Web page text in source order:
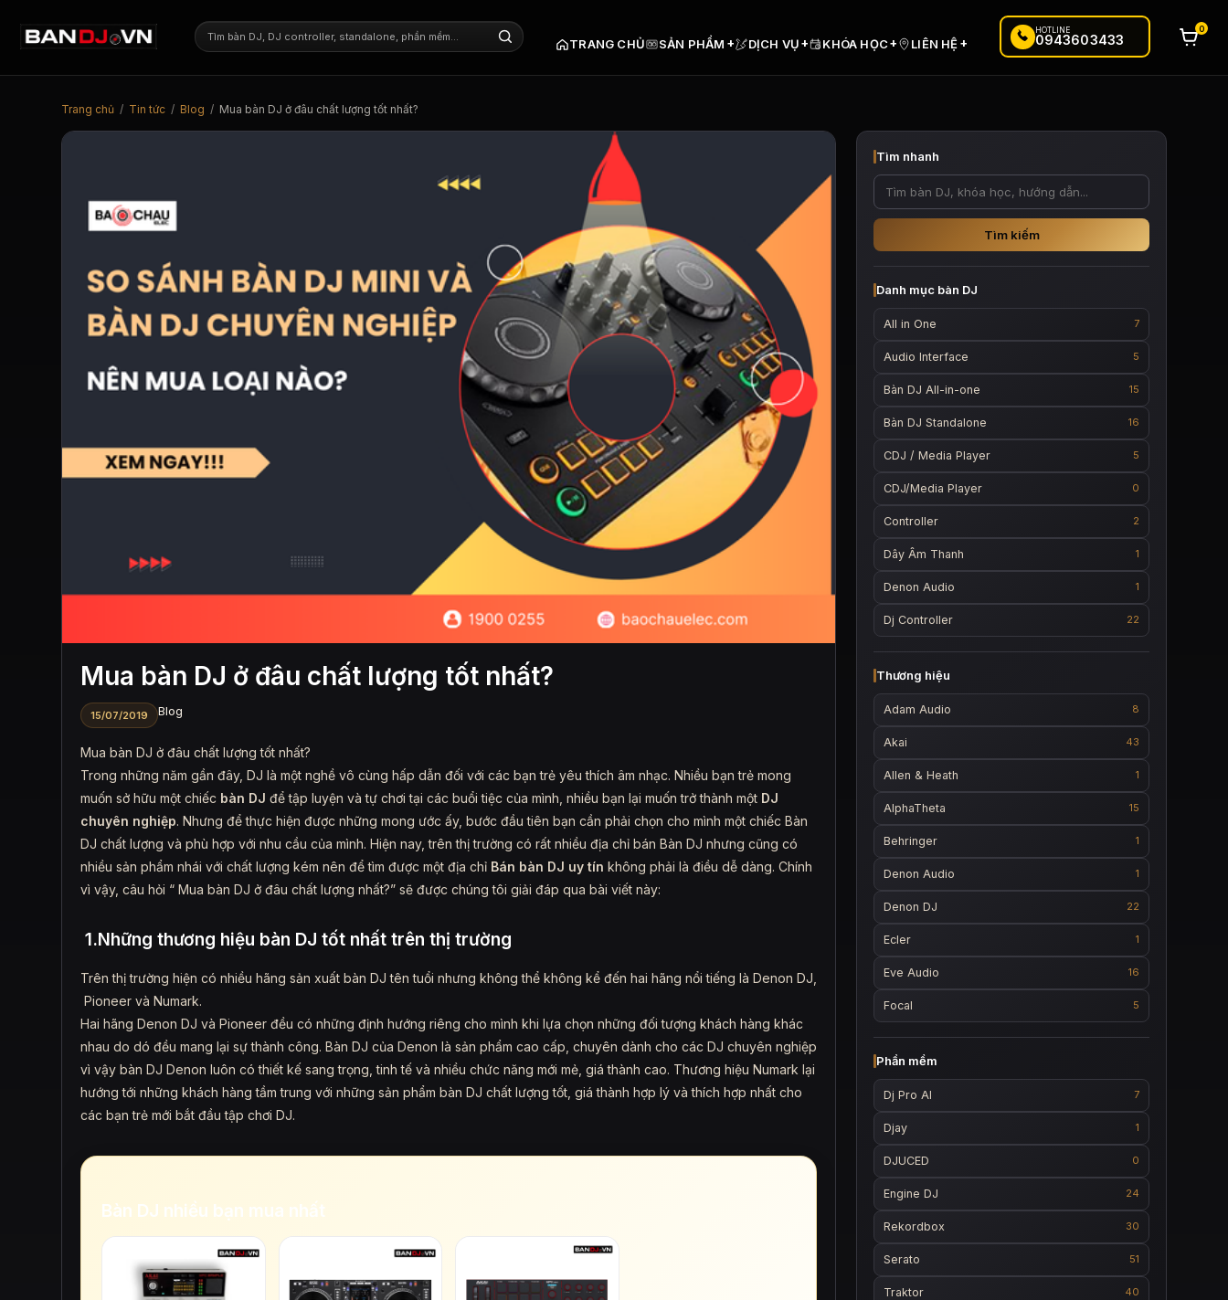
TRANG CHỦ SẢN PHẨM + DỊCH VỤ+ KHÓA HỌC+ LIÊN HỆ +
HOTLINE
0943603433
0
Trang chủ / Tin tức / Blog / Mua bàn DJ ở đâu chất lượng tốt nhất?
Mua bàn DJ ở đâu chất lượng tốt nhất?
15/07/2019 Blog
Mua bàn DJ ở đâu chất lượng tốt nhất?
Trong những năm gần đây, DJ là một nghề vô cùng hấp dẫn đối với các bạn trẻ yêu thích âm nhạc. Nhiều bạn trẻ mong
muốn sở hữu một chiếc bàn DJ để tập luyện và tự chơi tại các buổi tiệc của mình, nhiều bạn lại muốn trở thành một DJ
chuyên nghiệp. Nhưng để thực hiện được những mong ước ấy, bước đầu tiên bạn cần phải chọn cho mình một chiếc Bàn
DJ chất lượng và phù hợp với nhu cầu của mình. Hiện nay, trên thị trường có rất nhiều địa chỉ bán Bàn DJ nhưng cũng có
nhiều sản phẩm nhái với chất lượng kém nên để tìm được một địa chỉ Bán bàn DJ uy tín không phải là điều dễ dàng. Chính
vì vậy, câu hỏi “ Mua bàn DJ ở đâu chất lượng nhất?” sẽ được chúng tôi giải đáp qua bài viết này:
1.Những thương hiệu bàn DJ tốt nhất trên thị trường
Trên thị trường hiện có nhiều hãng sản xuất bàn DJ tên tuổi nhưng không thể không kể đến hai hãng nổi tiếng là Denon DJ,
Pioneer và Numark.
Hai hãng Denon DJ và Pioneer đều có những định hướng riêng cho mình khi lựa chọn những đối tượng khách hàng khác
nhau do dó đều mang lại sự thành công. Bàn DJ của Denon là sản phẩm cao cấp, chuyên dành cho các DJ chuyên nghiệp
vì vậy bàn DJ Denon luôn có thiết kế sang trọng, tinh tế và nhiều chức năng mới mẻ, giá thành cao. Thương hiệu Numark lại
hướng tới những khách hàng tầm trung với những sản phẩm bàn DJ chất lượng tốt, giá thành hợp lý và thích hợp nhất cho
các bạn trẻ mới bắt đầu tập chơi DJ.
Bàn DJ nhiều bạn mua nhất
Tìm nhanh
Tìm kiếm
Danh mục bàn DJ
All in One 7
Audio Interface 5
Bàn DJ All-in-one 15
Bàn DJ Standalone 16
CDJ / Media Player 5
CDJ/Media Player 0
Controller 2
Dây Âm Thanh 1
Denon Audio 1
Dj Controller 22
Thương hiệu
Adam Audio 8
Akai 43
Allen & Heath 1
AlphaTheta 15
Behringer 1
Denon Audio 1
Denon DJ 22
Ecler 1
Eve Audio 16
Focal 5
Phần mềm
Dj Pro AI 7
Djay 1
DJUCED 0
Engine DJ 24
Rekordbox 30
Serato 51
Traktor 40